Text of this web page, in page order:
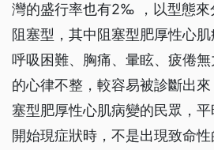
灣的盛行率也有2‰ ，以型態來
阻塞型，其中阻塞型肥厚性心
呼吸困難、胸痛、暈眩、疲倦
的心律不整，較容易被診斷出
塞型肥厚性心肌病變的民眾，
開始現症狀時，不是出現致命